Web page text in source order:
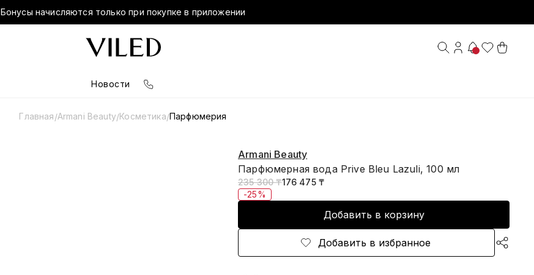
Бонусы начисляются только при покупке в приложении
Новости
Главная/Armani Beauty/Косметика/Парфюмерия
Armani Beauty
Парфюмерная вода Prive Bleu Lazuli, 100 мл
235 300 ₸176 475 ₸
-25%
Добавить в корзину
Добавить в избранное